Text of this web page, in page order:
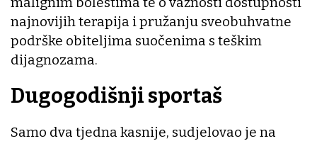
najnovijih terapija i pružanju sveobuhvatne
podrške obiteljima suočenima s teškim
dijagnozama.
Dugogodišnji sportaš
Samo dva tjedna kasnije, sudjelovao je na